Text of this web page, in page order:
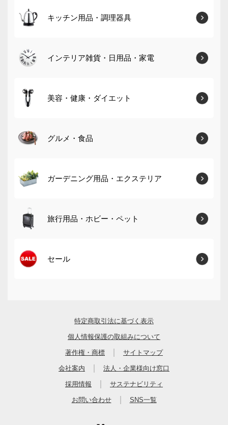
キッチン用品・調理器具
インテリア雑貨・日用品・家電
美容・健康・ダイエット
グルメ・食品
ガーデニング用品・エクステリア
旅行用品・ホビー・ペット
セール
特定商取引法に基づく表示
個人情報保護の取組みについて
著作権・商標 サイトマップ
会社案内 法人・企業様向け窓口
採用情報 サステナビリティ
お問い合わせ SNS一覧